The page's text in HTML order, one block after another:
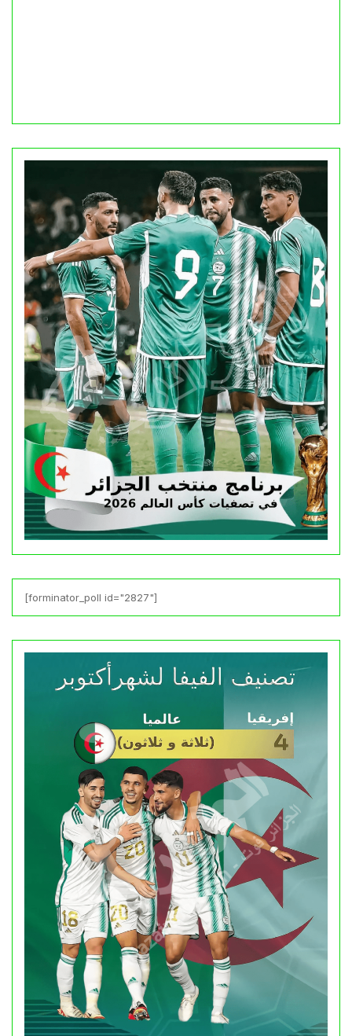
[forminator_poll id="2827"]